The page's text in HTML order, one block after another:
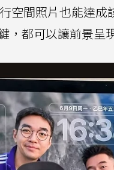
空間照片也能達
，都可以讓前景呈